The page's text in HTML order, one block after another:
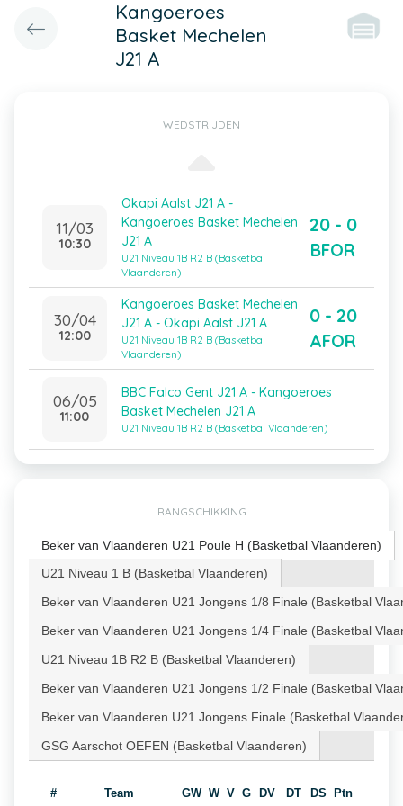
Kangoeroes
Basket Mechelen
J21 A
WEDSTRIJDEN
11/03
10:30
Okapi Aalst J21 A -
Kangoeroes Basket Mechelen
J21 A
U21 Niveau 1B R2 B (Basketbal
Vlaanderen)
20 - 0
BFOR
30/04
12:00
Kangoeroes Basket Mechelen
J21 A - Okapi Aalst J21 A
U21 Niveau 1B R2 B (Basketbal
Vlaanderen)
0 - 20
AFOR
06/05
11:00
BBC Falco Gent J21 A - Kangoeroes
Basket Mechelen J21 A
U21 Niveau 1B R2 B (Basketbal Vlaanderen)
RANGSCHIKKING
Beker van Vlaanderen U21 Poule H (Basketbal Vlaanderen)
U21 Niveau 1 B (Basketbal Vlaanderen)
Beker van Vlaanderen U21 Jongens 1/8 Finale (Basketbal
Beker van Vlaanderen U21 Jongens 1/4 Finale (Basketbal
U21 Niveau 1B R2 B (Basketbal Vlaanderen)
Beker van Vlaanderen U21 Jongens 1/2 Finale (Basketbal
Beker van Vlaanderen U21 Jongens Finale (Basketbal
GSG Aarschot OEFEN (Basketbal Vlaanderen)
# Team GW W V G DV DT DS Ptn